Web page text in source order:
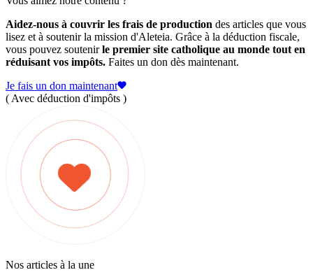
Aidez-nous à couvrir les frais de production des articles que vous
lisez et à soutenir la mission d'Aleteia. Grâce à la déduction fiscale,
vous pouvez soutenirle premier site catholique au monde tout en
réduisant vos impôts. Faites un don dès maintenant.
Je fais un don maintenant
( Avec déduction d'impôts )
Nos articles à la une